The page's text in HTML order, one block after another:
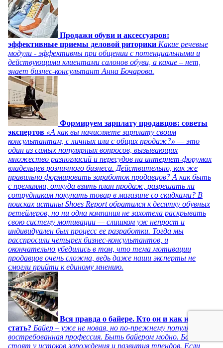
Продажи обуви и аксессуаров:
эффективные приемы деловой риторики Какие речевые
модули - эффективны при общении с потенциальными и
действующими клиентами салонов обуви, а какие – нет,
знает бизнес-консультант Анна Бочарова.
Формируем зарплату продавцов: советы
экспертов «А как вы начисляете зарплату своим
консультантам, с личных или с общих продаж?» — это
один из самых популярных вопросов, вызывающих
множество разногласий и пересудов на интернет-форумах
владельцев розничного бизнеса. Действительно, как же
правильно формировать заработок продавцов? А как быть
с премиями, откуда взять план продаж, разрешать ли
сотрудникам покупать товар в магазине со скидками? В
поисках истины Shoes Report обратился к десятку обувных
ретейлеров, но ни одна компания не захотела раскрывать
свою систему мотивации — слишком уж непрост и
индивидуален был процесс ее разработки. Тогда мы
расспросили четырех бизнес-консультантов, и
окончательно убедились в том, что тема мотивации
продавцов очень сложна, ведь даже наши эксперты не
смогли прийти к единому мнению.
Вся правда о байере. Кто он и как им
стать? Байер – уже не новая, но по-прежнему популярная и
востребованная профессия. Быть байером модно. Байеры
стоят у истоков зарождения и развития трендов. Если